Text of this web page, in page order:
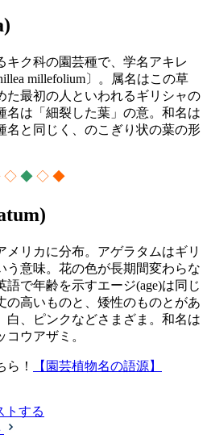
キク科の園芸種で、学名アキレ
millefolium〕。属名はこの草
た最初の人といわれるギリシャの
名は「細裂した葉」の意。和名は
名と同じく、のこぎり状の葉の形
◇ ◆ ◇ ◆
メリカに分布。アゲラタムはギリ
う意味。花の色が長期間変わらな
で年齢を示すエージ(age)は同じ
の高いものと、矮性のものとがあ
白、ピンクなどさまざま。和名は
ウアザミ。
！ 【園芸植物名の語源】
トする